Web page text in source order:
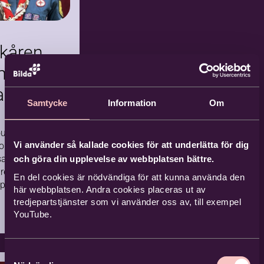
Samtycke Information Om
Vi använder så kallade cookies för att underlätta för dig
och göra din upplevelse av webbplatsen bättre.
En del cookies är nödvändiga för att kunna använda den
här webbplatsen. Andra cookies placeras ut av
tredjepartstjänster som vi använder oss av, till exempel
YouTube.
Samtyckesval
härlig lördag
och Alf
musiken i sig
mycket gott"
Elisabeth.
Tingvallakyrkan,
Karlstad
2026-
Komm
ande
1 tillfällen
i
sitter i
för
i S:ta
i
henne
som
och som